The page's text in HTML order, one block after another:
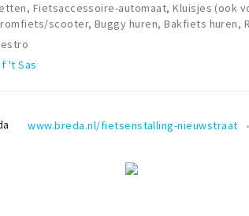
Fietsaccessoire-automaat, Kluisjes (ook
scooter, Buggy huren, Bakfiets huren,
't Sas
www.breda.nl/fietsenstalling-nieuwstraat